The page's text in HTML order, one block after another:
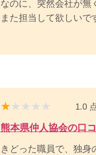
なのに、突然会社が無
また担当して欲しいで
1.0
熊本県仲人協会の口
きどった職員で、独身